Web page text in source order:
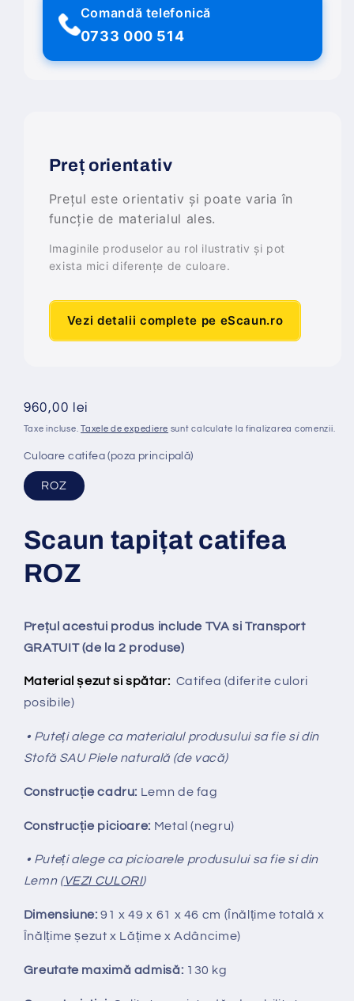
Comandă telefonică
0733 000 514
Preț orientativ
Prețul este orientativ și poate varia în
funcție de materialul ales.
Imaginile produselor au rol ilustrativ și pot
exista mici diferențe de culoare.
Vezi detalii complete pe eScaun.ro
Preț
obișnuit
960,00 lei
Taxe incluse.Taxele de expediere sunt calculate la finalizarea comenzii.
Culoare catifea (poza principală)
ROZ
Scaun tapițat catifea
ROZ
Prețul acestui produs include TVA si Transport
GRATUIT (de la 2 produse)
Material șezut si spătar: Catifea (diferite culori
posibile)
• Puteți alege ca materialul produsului sa fie si din
Stofă SAU Piele naturală (de vacă)
Construcție cadru: Lemn de fag
Construcție picioare: Metal (negru)
• Puteți alege ca picioarele produsului sa fie si din
Lemn (VEZI CULORI)
Dimensiune: 91 x 49 x 61 x 46 cm (Înălțime totală x
Înălțimeșezut x Lățime x Adâncime)
Greutate maximă admisă: 130 kg